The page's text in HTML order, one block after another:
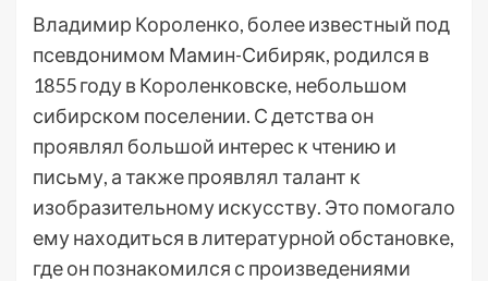
Владимир Короленко, более известный под
псевдонимом Мамин-Сибиряк, родился в
1855 году в Короленковске, небольшом
сибирском поселении. С детства он
проявлял большой интерес к чтению и
письму, а также проявлял талант к
изобразительному искусству. Это помогало
ему находиться в литературной обстановке,
где он познакомился с произведениями